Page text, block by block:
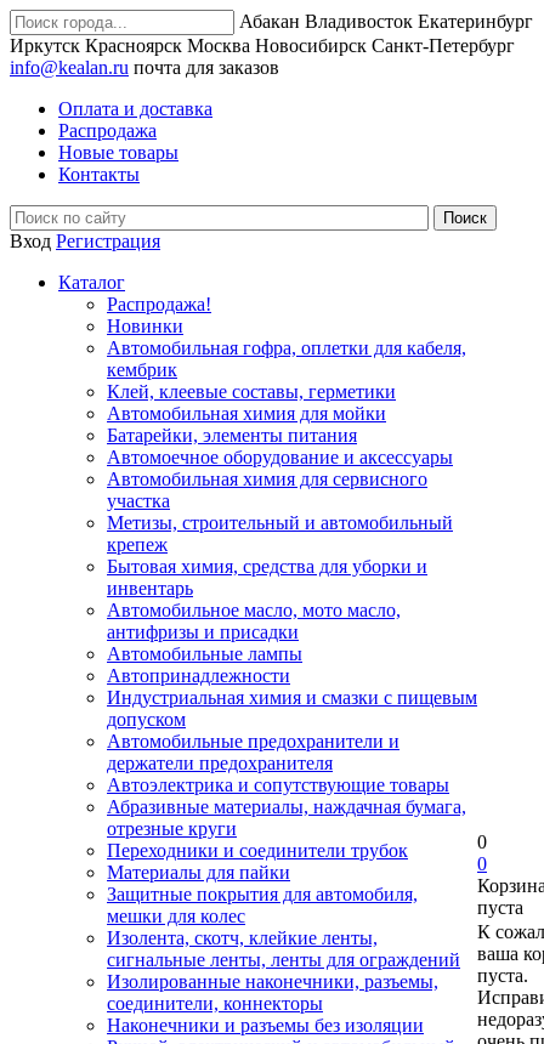
Абакан Владивосток Екатеринбург
Иркутск Красноярск Москва Новосибирск Санкт-Петербург
info@kealan.ru почта для заказов
Оплата и доставка
Распродажа
Новые товары
Контакты
Вход Регистрация
Каталог
Распродажа!
Новинки
Автомобильная гофра, оплетки для кабеля,
кембрик
Клей, клеевые составы, герметики
Автомобильная химия для мойки
Батарейки, элементы питания
Автомоечное оборудование и аксессуары
Автомобильная химия для сервисного
участка
Метизы, строительный и автомобильный
крепеж
Бытовая химия, средства для уборки и
инвентарь
Автомобильное масло, мото масло,
антифризы и присадки
Автомобильные лампы
Автопринадлежности
Индустриальная химия и смазки с пищевым
допуском
Автомобильные предохранители и
держатели предохранителя
Автоэлектрика и сопутствующие товары
Абразивные материалы, наждачная бумага,
отрезные круги
Переходники и соединители трубок
Материалы для пайки
Защитные покрытия для автомобиля,
мешки для колес
Изолента, скотч, клейкие ленты,
сигнальные ленты, ленты для ограждений
Изолированные наконечники, разъемы,
соединители, коннекторы
Наконечники и разъемы без изоляции
0
0
пуста
К
ваша
пуста.